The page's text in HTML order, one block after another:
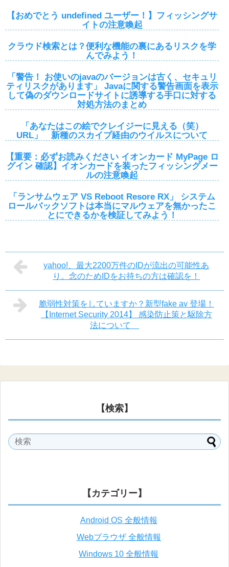
【おめでとう undefined ユーザー！】フィッシングサ
イトの注意喚起
クラウド検索とは？便利な機能の裏にあるリスクを学
んでみよう！
「警告！ お使いのjavaのバージョンは古く、セキュリ
ティリスクがあります」 Javaに関する警告画面を表示
して偽のダウンロードサイトに誘導する手口に対する
対処方法のまとめ
「あなたはこの絵でクレイジーに見える（笑）
URL」 新種のスカイプ経由のウイルスについて
【重要：必ずお読みください イオンカード MyPage ロ
グイン 確認】イオンカードを装ったフィッシングメー
ルの注意喚起
「ランサムウェア VS Reboot Resore RX」 システム
ロールバックソフトは本当にマルウェアを無かったこ
とにできるかを検証してみよう！
yahoo!、最大2200万件のIDが流出の可能性あ
り。念のためIDをお持ちの方は確認を！
脆弱性対策をしていますか？新型fake av 登場！
【Internet Security 2014】 感染防止策と駆除方
法について
【検索】
【カテゴリー】
Android OS 全般情報
Webブラウザ 全般情報
Windows 10 全般情報